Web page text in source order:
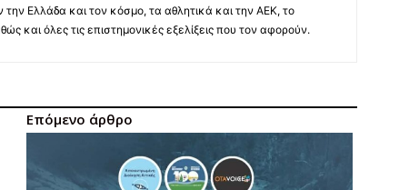
την Ελλάδα και τον κόσμο, τα αθλητικά και την ΑΕΚ, το
και όλες τις επιστημονικές εξελίξεις που τον αφορούν.
Επόμενο άρθρο